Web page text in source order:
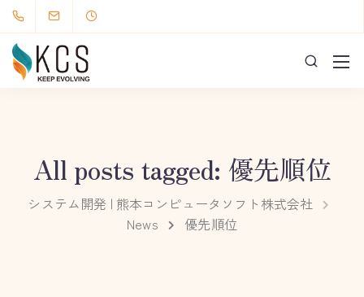
All posts tagged: 優先順位
システム開発 | 熊本コンピュータソフト株式会社
News
優先順位